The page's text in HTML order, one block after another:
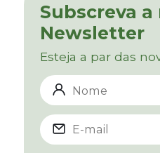
Subscreva a
Newsletter
Esteja a par das